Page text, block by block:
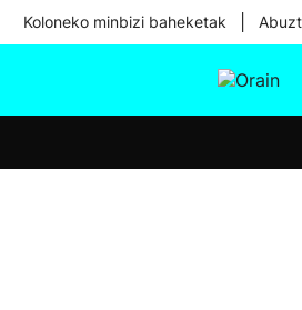
Koloneko minbizi baheketak